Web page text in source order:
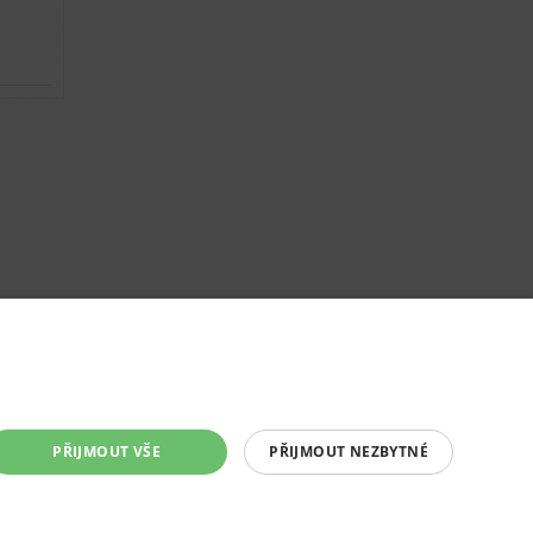
PŘIJMOUT VŠE PŘIJMOUT NEZBYTNÉ